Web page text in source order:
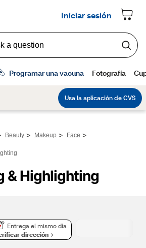
Beauty > Makeup > Face >
& Highlighting
Entrega el mismo día
dirección